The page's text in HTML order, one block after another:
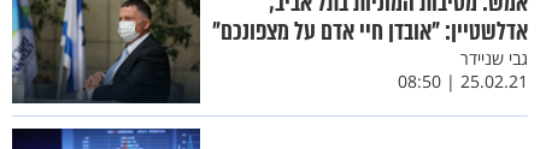
אדלשטיין: "אובדן חיי אדם על מצפונכם"
גבי שניידר
25.02.21 | 08:50